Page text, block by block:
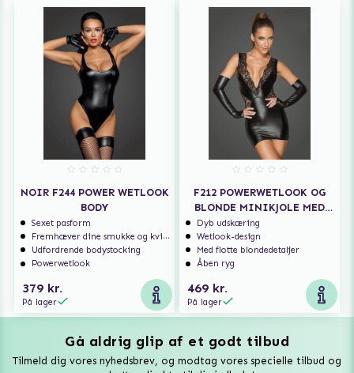
NOIR F244 POWER WETLOOK
BODY
Sexet pasform
Fremhæver dine smukke og kvindelige former
Udfordrende bodystocking
Powerwetlook
379 kr.
På lager
F212 POWERWETLOOK OG
BLONDE MINIKJOLE MED
DYB UDSKÆRING
Dyb udskæring
Wetlook-design
Med flotte blondedetaljer
Åben ryg
469 kr.
På lager
Gå aldrig glip af et godt tilbud
Tilmeld dig vores nyhedsbrev, og modtag vores specielle tilbud og
Vuxen Magazine